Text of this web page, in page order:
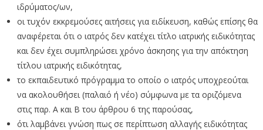
ιδρύματος/ων,
οι τυχόν εκκρεμούσες αιτήσεις για ειδίκευση, καθώς επίσης θα
αναφέρεται ότι ο ιατρός δεν κατέχει τίτλο ιατρικής ειδικότητας
και δεν έχει συμπληρώσει χρόνο άσκησης για την απόκτηση
τίτλου ιατρικής ειδικότητας,
το εκπαιδευτικό πρόγραμμα το οποίο ο ιατρός υποχρεούται
να ακολουθήσει (παλαιό ή νέο) σύμφωνα με τα οριζόμενα
στις παρ. Α και Β του άρθρου 6 της παρούσας,
ότι λαμβάνει γνώση πως σε περίπτωση αλλαγής ειδικότητας